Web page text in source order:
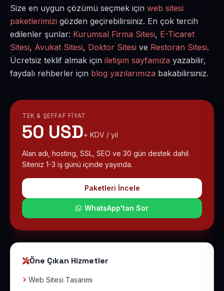
Size en uygun çözümü seçmek için web sitesi
paketlerimizi gözden geçirebilirsiniz. En çok tercih
edilenler şunlar: Kurumsal Firma Sitesi, E-Ticaret
Sitesi, Avukat Sitesi, Doktor Sitesi ve Restoran Sitesi.
Ücretsiz teklif almak için iletişim sayfamıza yazabilir,
faydalı rehberler için blog yazılarımıza bakabilirsiniz.
TEK & ŞEFFAF FIYAT
50 USD+ KDV / yıl
Alan adı, hosting, SSL, SEO ve 30 gün destek dahil.
Siteniz 1-3 iş günü içinde yayında.
Paketleri İncele
WhatsApp'tan Sor
Öne Çıkan Hizmetler
Web Sitesi Tasarımı